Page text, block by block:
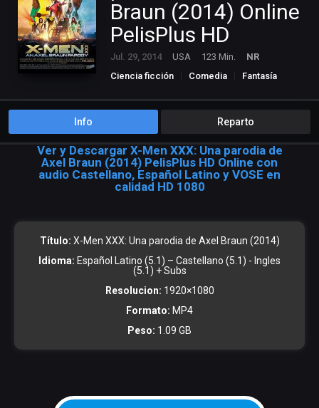
Braun (2014) Online
PelisPlus HD
Jul. 29, 2014 USA 123 Min.
NR
Ciencia ficción
Comedia
Fantasía
Info Reparto
Ver y Descargar X-Men XXX: Una parodia de
Axel Braun (2014) PelisPlus HD Online con
audio Castellano, Español Latino y VOSE en
calidad HD 1080
Título: X-Men XXX: Una parodia de Axel Braun (2014)
Idioma: Español Latino (5.1) – Castellano (5.1) - Ingles
(5.1) + Subs
Resolucion: 1920×1080
Formato: MP4
Peso: 1.09 GB